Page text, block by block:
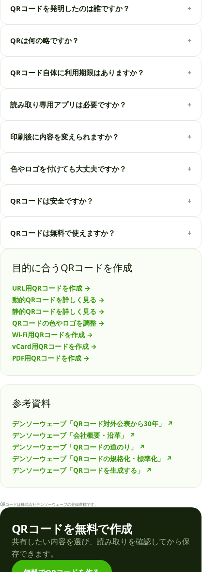
QRコードを発明したのは誰ですか？ +
QRは何の略ですか？ +
QRコード自体に利用期限はありますか？ +
読み取り専用アプリは必要ですか？ +
印刷後に内容を変えられますか？ +
色やロゴを付けても大丈夫ですか？ +
QRコードは安全ですか？ +
QRコードは無料で使えますか？ +
目的に合うQRコードを作成
URL用QRコードを作成 →
動的QRコードを詳しく見る →
静的QRコードを詳しく見る →
QRコードの色やロゴを調整 →
Wi-Fi用QRコードを作成 →
vCard用QRコードを作成 →
PDF用QRコードを作成 →
参考資料
デンソーウェーブ「QRコード対外公表から30年」
↗
デンソーウェーブ「会社概要・沿革」
↗
デンソーウェーブ「QRコードの道のり」
↗
デンソーウェーブ「QRコードの規格化・標準化」
↗
デンソーウェーブ「QRコードを生成する」
↗
QRコードは株式会社デンソーウェーブの登録商標です。
QRコードを無料で作成
共有したい内容を選び、読み取りを確認してから保
存できます。